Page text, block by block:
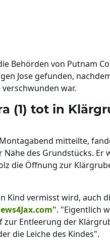
Behörden von Putnam
Jose gefunden,
war.
(1) tot in
mitteilte,
Nähe des Grundstücks. Er
die Öffnung zur
Kind vermisst wird, auch
. "Eigentlich
zur Entleerung der
die Leiche des Kindes".